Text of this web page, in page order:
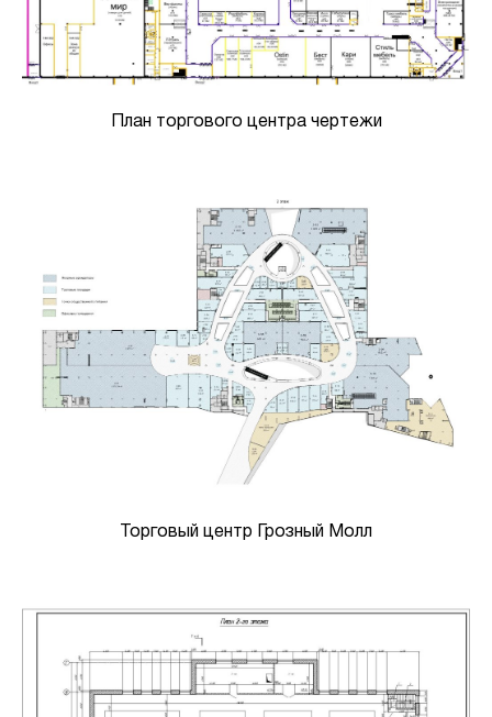
План торгового центра чертежи
Торговый центр Грозный Молл